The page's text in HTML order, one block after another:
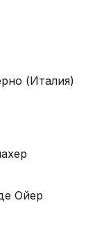
(Италия)
Ойер